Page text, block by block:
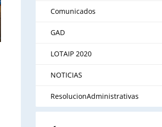
Comunicados
GAD
LOTAIP 2020
NOTICIAS
ResolucionAdministrativas